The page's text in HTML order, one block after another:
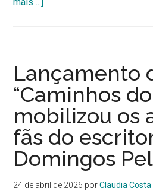
Lançamento
“Caminhos
mobilizou os
fãs do
Domingos
24 de abril de 2026 porClaudia Costa